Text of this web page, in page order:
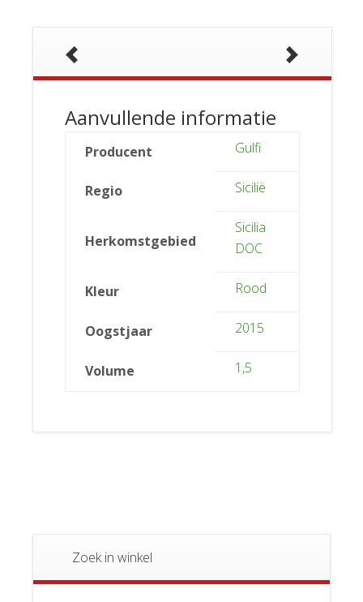
Aanvullende informatie
Producent Gulfi
Regio Sicilië
Herkomstgebied
Sicilia
DOC
Kleur Rood
Oogstjaar 2015
Volume 1,5
Zoek in winkel